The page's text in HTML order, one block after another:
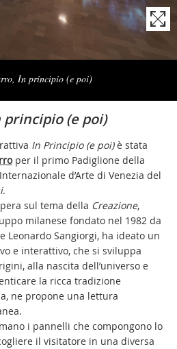
In principio (e poi)
principio (e poi)
In Principio (e poi)è stata
per il primo Padiglione della
d’Arte di Venezia del
.
sul tema della Creazione,
milanese fondato nel 1982 da
Leonardo Sangiorgi, ha ideato un
e interattivo, che si sviluppa
alla nascita dell’universo e
la ricca tradizione
ne propone una lettura
i pannelli che compongono lo
il visitatore in una diversa